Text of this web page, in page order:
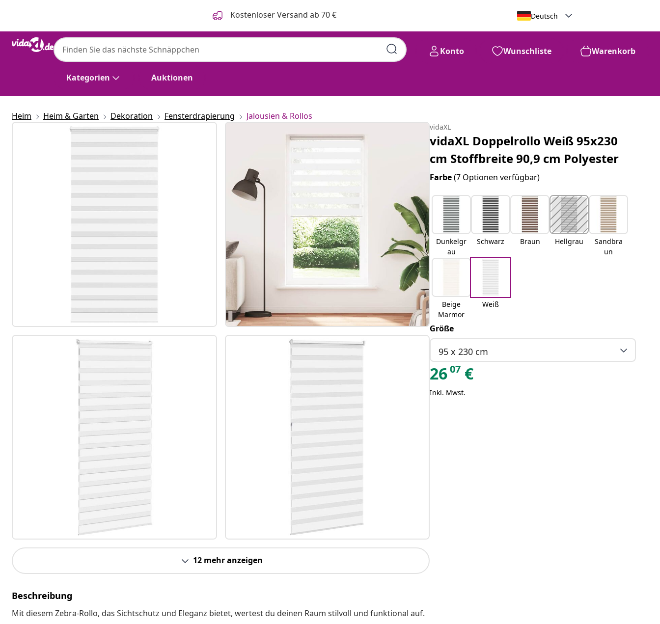
Kostenloser Versand ab 70 € Deutsch
Kategorien Auktionen
Konto Wunschliste Warenkorb
Heim Heim & Garten Dekoration Fensterdrapierung Jalousien & Rollos
12 mehr anzeigen
Beschreibung
Mit diesem Zebra-Rollo, das Sichtschutz und Eleganz bietet, wertest du deinen Raum stilvoll und funktional auf.
vidaXL
vidaXL Doppelrollo Weiß 95x230
cm Stoffbreite 90,9 cm Polyester
Farbe(7 Optionen verfügbar)
Dunkelgr
au
Schwarz Braun Hellgrau
Sandbra
un
Beige
Marmor
Weiß
Größe
95 x 230 cm
2607 €
Inkl. Mwst.